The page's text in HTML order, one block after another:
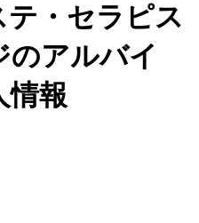
・セラピス
のアルバイ
情報